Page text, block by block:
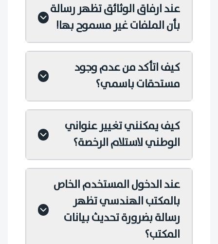
عند ارفاق الوثائق تظهر رسالة
بأن الملفات غير مسموح بها!
كيف اتأكد من عدم وجود
مستحقات باسمي؟
كيف يمكنني تغيير عنواني
الوطني لاستلام الرخصة؟
عند الدخول المستخدم الخاص
بالمكتب الهندسي تظهر
رسالة بضرورة تحديث بيانات
المكتب؟